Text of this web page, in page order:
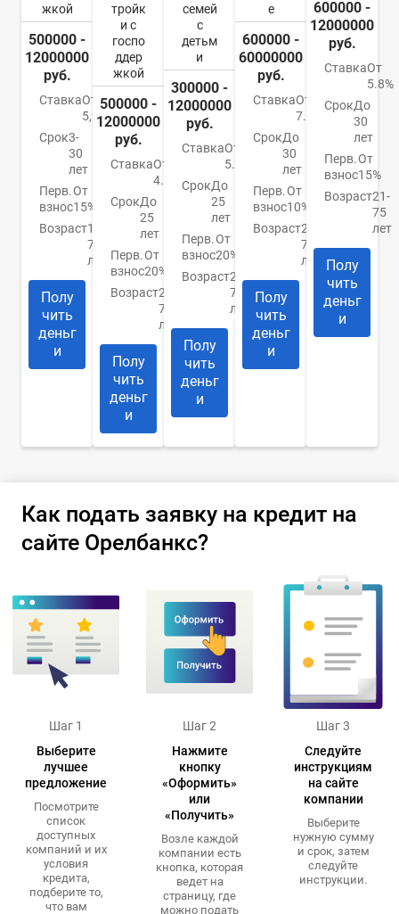
жкой
500000 -
12000000
руб.
СтавкаОт
5,99%
Срок3-
30
лет
Перв.
взнос
От
15%
Возраст18-
70
лет
Полу
чить
деньг
и
тройк
и с
госпо
ддер
жкой
500000 -
12000000
руб.
СтавкаОт
4.84%
СрокДо
25
лет
Перв.
взнос
От
20%
Возраст20-
75
лет
Полу
чить
деньг
и
семей
с
детьм
и
300000 -
12000000
руб.
СтавкаОт
5.9%
СрокДо
25
лет
Перв.
взнос
От
20%
Возраст20-
75
лет
Полу
чить
деньг
и
е
600000 -
60000000
руб.
СтавкаОт
7.4%
СрокДо
30
лет
Перв.
взнос
От
10%
Возраст21-
75
лет
Полу
чить
деньг
и
600000 -
12000000
руб.
СтавкаОт
5.8%
СрокДо
30
лет
Перв.
взнос
От
15%
Возраст21-
75
лет
Полу
чить
деньг
и
Как подать заявку на кредит на
сайте Орелбанкс?
Шаг 1
Выберите
лучшее
предложение
Посмотрите
список
доступных
компаний и их
условия
кредита,
подберите то,
что вам
Шаг 2
Нажмите
кнопку
«Оформить»
или
«Получить»
Возле каждой
компании есть
кнопка, которая
ведет на
страницу, где
можно подать
Шаг 3
Следуйте
инструкциям
на сайте
компании
Выберите
нужную сумму
и срок, затем
следуйте
инструкции.